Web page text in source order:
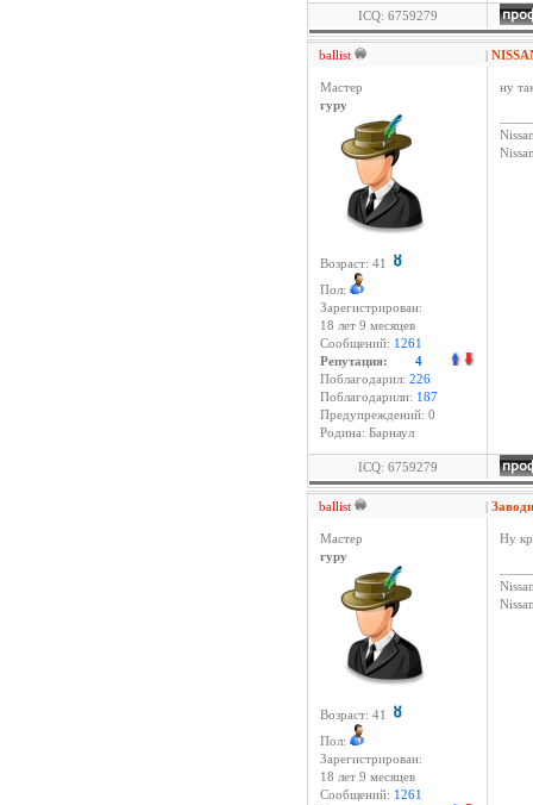
ICQ: 6759279
ballist |
Мастер
гуру
Возраст: 41
Пол:
Зарегистрирован:
18 лет 9 месяцев
Сообщений: 1261
Репутация: 4
Поблагодарил: 226
Поблагодарили: 187
Предупреждений: 0
Родина: Барнаул
ну
ICQ: 6759279
ballist |
Мастер
гуру
Возраст: 41
Пол:
Зарегистрирован:
18 лет 9 месяцев
Сообщений: 1261
Ну